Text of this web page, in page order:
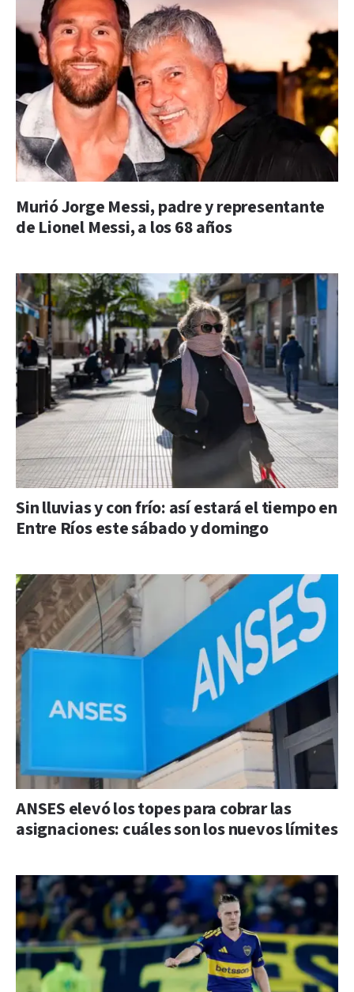
Murió Jorge Messi, padre y representante
de Lionel Messi, a los 68 años
Sin lluvias y con frío: así estará el tiempo en
Entre Ríos este sábado y domingo
ANSES elevó los topes para cobrar las
asignaciones: cuáles son los nuevos límites